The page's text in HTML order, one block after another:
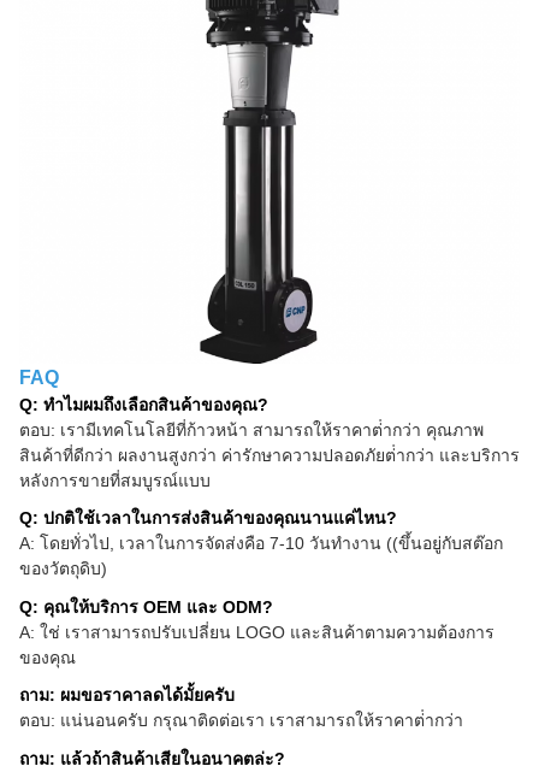
FAQ
Q: ทําไมผมถึงเลือกสินค้าของคุณ?
ตอบ: เรามีเทคโนโลยีที่ก้าวหน้า สามารถให้ราคาต่ํากว่า คุณภาพ
สินค้าที่ดีกว่า ผลงานสูงกว่า ค่ารักษาความปลอดภัยต่ํากว่า และบริการ
หลังการขายที่สมบูรณ์แบบ
Q: ปกติใช้เวลาในการส่งสินค้าของคุณนานแค่ไหน?
A: โดยทั่วไป, เวลาในการจัดส่งคือ 7-10 วันทํางาน ((ขึ้นอยู่กับสต๊อก
ของวัตถุดิบ)
Q: คุณให้บริการ OEM และ ODM?
A: ใช่ เราสามารถปรับเปลี่ยน LOGO และสินค้าตามความต้องการ
ของคุณ
ถาม: ผมขอราคาลดได้มั้ยครับ
ตอบ: แน่นอนครับ กรุณาติดต่อเรา เราสามารถให้ราคาต่ํากว่า
ถาม: แล้วถ้าสินค้าเสียในอนาคตล่ะ?